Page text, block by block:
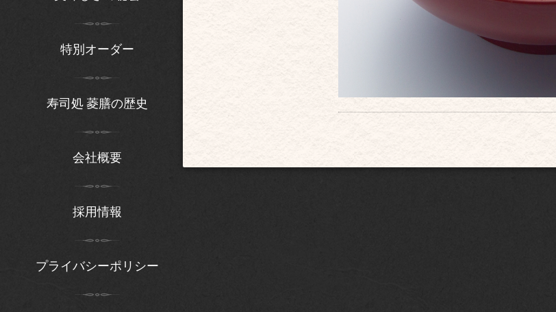
特別オーダー
寿司処 菱膳の歴史
会社概要
採用情報
プライバシーポリシー